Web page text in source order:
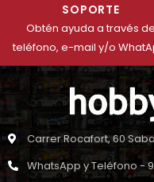
SOPORTE
Obtén ayuda a través de
teléfono, e-mail y/o
Carrer Rocafort, 60
WhatsApp y Teléfono -